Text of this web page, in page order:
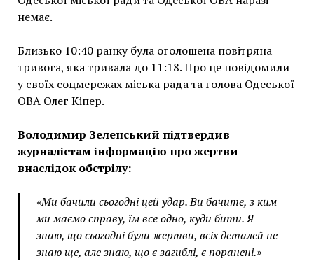
немає.
Близько 10:40 ранку була оголошена повітряна
тривога, яка тривала до 11:18. Про це повідомили
у своїх соцмережах міська рада та голова Одеської
ОВА Олег Кіпер.
Володимир Зеленський підтвердив
журналістам інформацію про жертви
внаслідок обстрілу:
«Ми бачили сьогодні цей удар. Ви бачите, з ким
ми маємо справу, їм все одно, куди бити. Я
знаю, що сьогодні були жертви, всіх деталей не
знаю ще, але знаю, що є загиблі, є поранені.»